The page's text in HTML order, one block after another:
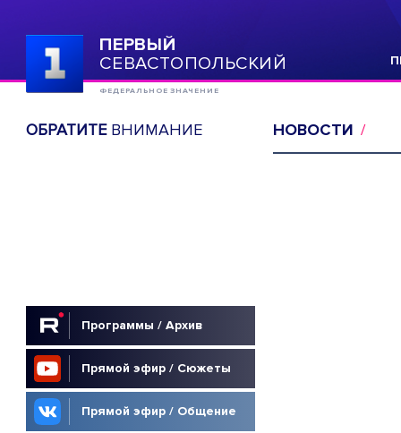
ПЕРВЫЙ
СЕВАСТОПОЛЬСКИЙ
ФЕДЕРАЛЬНОЕ ЗНАЧЕНИЕ
ОБРАТИТЕВНИМАНИЕ
Программы / Архив
Прямой эфир / Сюжеты
Прямой эфир / Общение
НОВОСТИ